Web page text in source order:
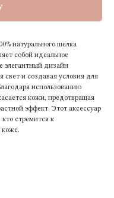
натурального шелка
собой идеальное
элегантный дизайн
свет и создавая условия для
использованию
кожи, предотвращая
эффект. Этот аксессуар
стремится к
коже.